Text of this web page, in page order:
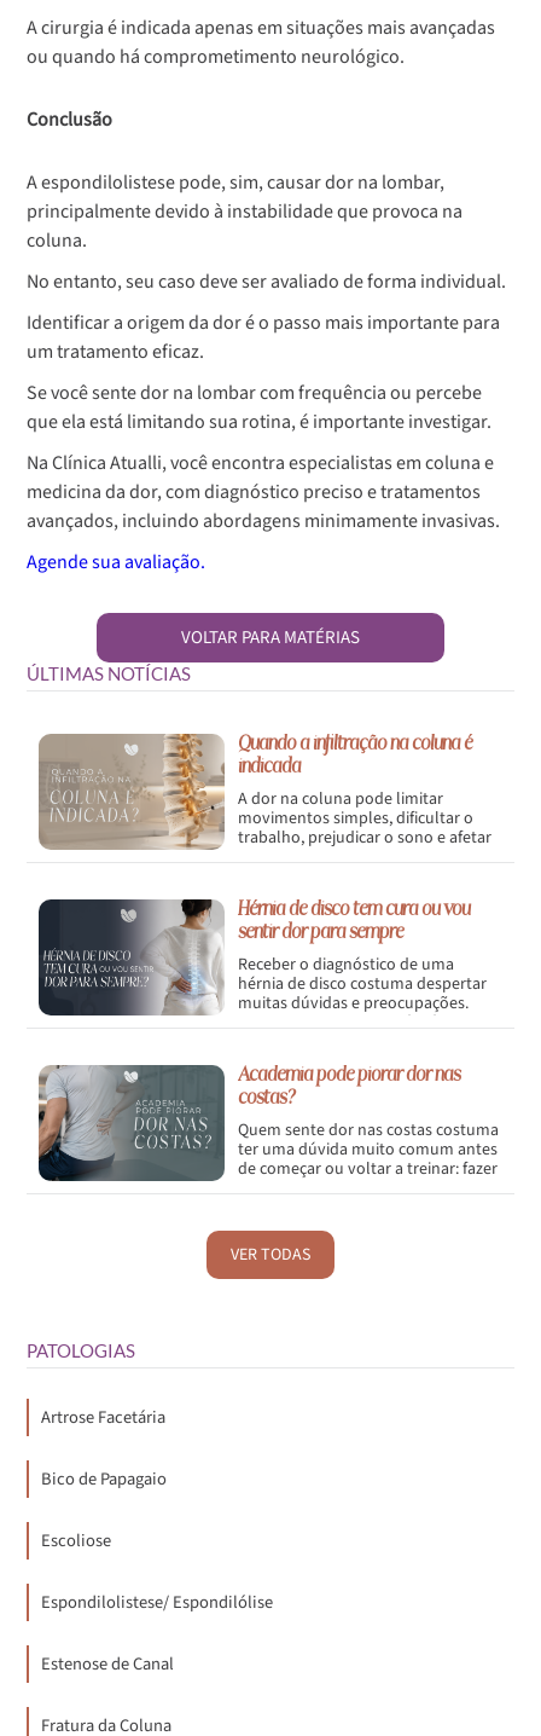
A cirurgia é indicada apenas em situações mais avançadas
ou quando há comprometimento neurológico.
Conclusão
A espondilolistese pode, sim, causar dor na lombar,
principalmente devido à instabilidade que provoca na
coluna.
No entanto, seu caso deve ser avaliado de forma individual.
Identificar a origem da dor é o passo mais importante para
um tratamento eficaz.
Se você sente dor na lombar com frequência ou percebe
que ela está limitando sua rotina, é importante investigar.
Na Clínica Atualli, você encontra especialistas em coluna e
medicina da dor, com diagnóstico preciso e tratamentos
avançados, incluindo abordagens minimamente invasivas.
Agende sua avaliação.
VOLTAR PARA MATÉRIAS
ÚLTIMAS NOTÍCIAS
Quando a infiltração na coluna é
indicada
A dor na coluna pode limitar
movimentos simples, dificultar o
trabalho, prejudicar o sono e afetar
diretamente a qualidade de vida.
Hérnia de disco tem cura ou vou
sentir dor para sempre
Receber o diagnóstico de uma
hérnia de disco costuma despertar
muitas dúvidas e preocupações.
Uma das mais comuns é: hérnia de
para sempre?
Academia pode piorar dor nas
costas?
Quem sente dor nas costas costuma
ter uma dúvida muito comum antes
de começar ou voltar a treinar: fazer
academia pode piorar a dor?</p>
VER TODAS
PATOLOGIAS
Artrose Facetária
Bico de Papagaio
Escoliose
Espondilolistese/ Espondilólise
Estenose de Canal
Fratura da Coluna